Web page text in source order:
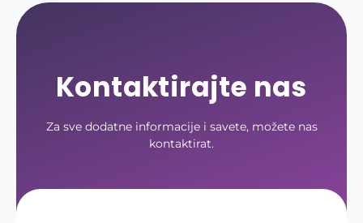
Kontaktirajte nas
Za sve dodatne informacije i savete, možete nas
kontaktirat.